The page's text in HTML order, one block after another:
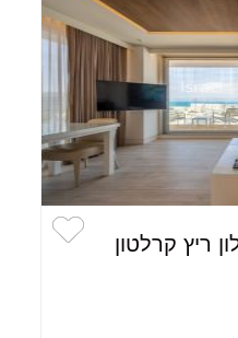
ריץ קרלטון